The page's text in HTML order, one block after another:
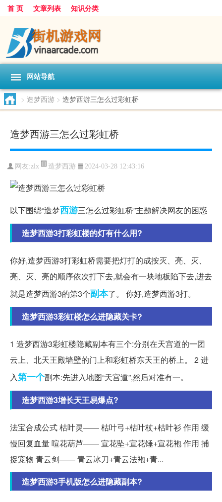
首 页 文章列表 知识分类
网站导航
> 造梦西游 > 造梦西游三怎么过彩虹桥
造梦西游三怎么过彩虹桥
网友:zlx 造梦西游 2024-03-28 12:43:16
以下围绕“造梦西游三怎么过彩虹桥”主题解决网友的困惑
造梦西游3打彩虹楼的灯有什么用?
你好,造梦西游3打彩虹桥需要把灯打的成按灭、亮、灭、
亮、灭、亮的顺序依次打下去,就会有一块地板陷下去,进去
就是造梦西游3的第3个副本了。 你好,造梦西游3打。
造梦西游3彩虹楼怎么进隐藏关卡?
1 造梦西游3彩虹楼隐藏副本有三个:分别在天宫道的一团
云上、北天王殿墙壁的门上和彩虹桥东天王的桥上。 2 进
入第一个副本:先进入地图“天宫道”,然后对准有一。
造梦西游3增长天王易爆点?
法宝合成公式 枯叶灵—— 枯叶弓+枯叶杖+枯叶衫 作用 缓
慢回复血量 喧花葫芦—— 宣花坠+宣花锤+宣花袍 作用 捕
捉宠物 青云剑—— 青云冰刀+青云法袍+青...
造梦西游3手机版怎么进隐藏副本?